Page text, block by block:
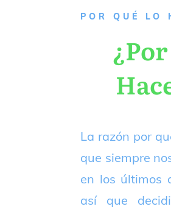
P OR QUÉ LO
La razón por
que siempre
en los últimos
así que